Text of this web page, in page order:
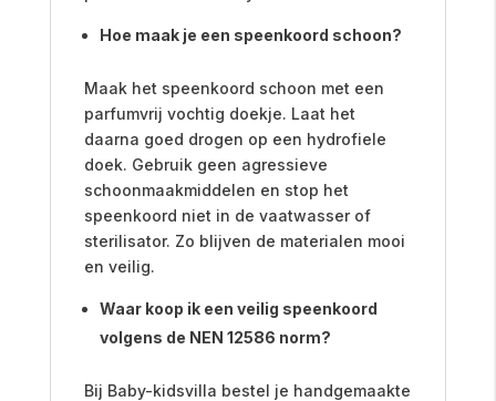
Hoe maak je een speenkoord schoon?
Maak het speenkoord schoon met een
parfumvrij vochtig doekje. Laat het
daarna goed drogen op een hydrofiele
doek. Gebruik geen agressieve
schoonmaakmiddelen en stop het
speenkoord niet in de vaatwasser of
sterilisator. Zo blijven de materialen mooi
en veilig.
Waar koop ik een veilig speenkoord
volgens de NEN 12586 norm?
Bij Baby-kidsvilla bestel je handgemaakte